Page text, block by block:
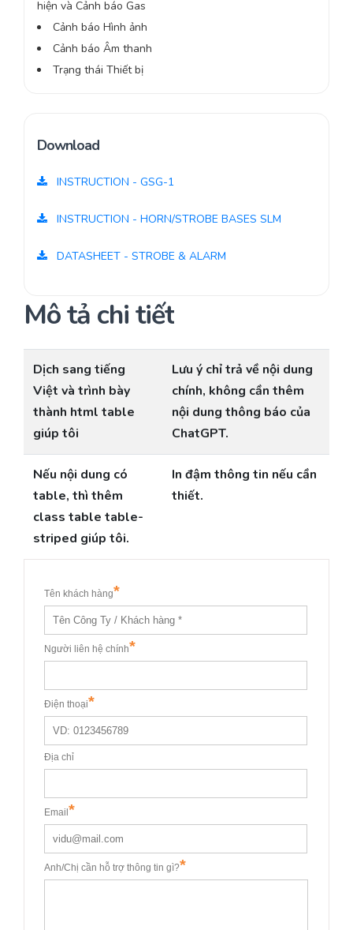
hiện và Cảnh báo Gas
Cảnh báo Hình ảnh
Cảnh báo Âm thanh
Trạng thái Thiết bị
Download
INSTRUCTION - GSG-1
INSTRUCTION - HORN/STROBE BASES SLM
DATASHEET - STROBE & ALARM
Mô tả chi tiết
Dịch sang tiếng
Việt và trình bày
thành html table
giúp tôi
Lưu ý chỉ trả về nội dung
chính, không cần thêm
nội dung thông báo của
ChatGPT.
Nếu nội dung có
table, thì thêm
class table table-
striped giúp tôi.
In đậm thông tin nếu cần
thiết.